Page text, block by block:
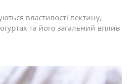
властивості пектину,
та його загальний вплив